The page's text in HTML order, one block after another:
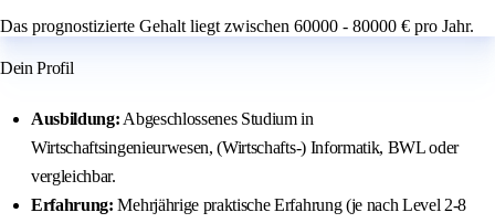
Das prognostizierte Gehalt liegt zwischen 60000 - 80000 € pro Jahr.
Dein Profil
Ausbildung: Abgeschlossenes Studium in
Wirtschaftsingenieurwesen, (Wirtschafts-) Informatik, BWL oder
vergleichbar.
Erfahrung: Mehrjährige praktische Erfahrung (je nach Level 2-8